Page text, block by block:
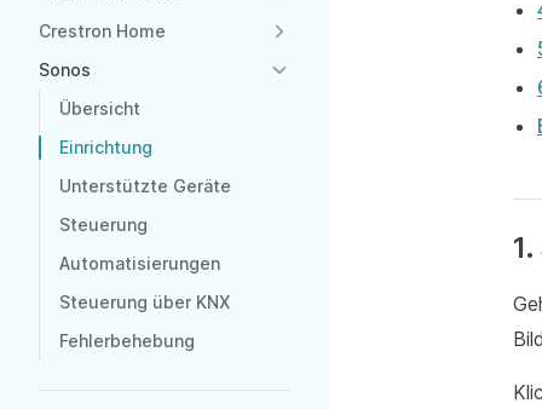
Crestron Home
Sonos
Übersicht
Einrichtung
Unterstützte Geräte
Steuerung
Automatisierungen
Steuerung über KNX
Fehlerbehebung